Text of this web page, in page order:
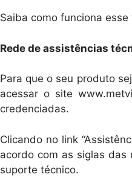
Saiba como funciona
Rede de assistências
Para que o seu produto
acessar o site
credenciadas.
Clicando no link
acordo com as siglas das
suporte técnico.